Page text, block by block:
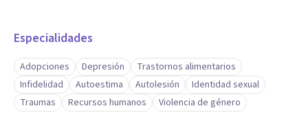
Especialidades
Adopciones Depresión
Trastornos alimentarios
Infidelidad
Autoestima Autolesión
Identidad sexual
Traumas
Recursos humanos Violencia de género